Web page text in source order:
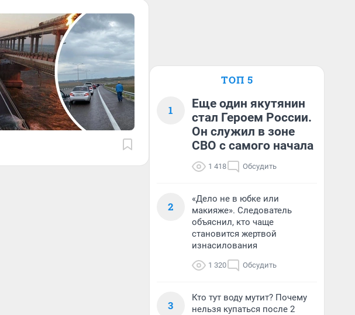
ТОП 5
1
Еще один якутянин
стал Героем России.
Он служил в зоне
СВО с самого начала
1 418 Обсудить
2
«Дело не в юбке или
макияже». Следователь
объяснил, кто чаще
становится жертвой
изнасилования
1 320 Обсудить
3
Кто тут воду мутит? Почему
нельзя купаться после 2